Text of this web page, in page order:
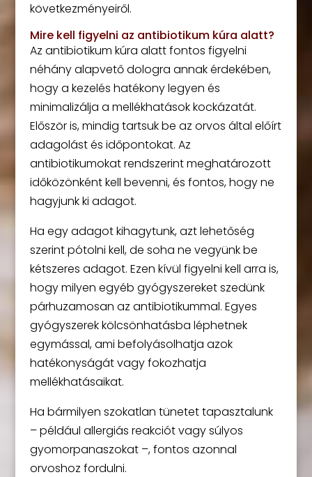
következményeiről.
Mire kell figyelni az antibiotikum kúra alatt?
Az antibiotikum kúra alatt fontos figyelni
néhány alapvető dologra annak érdekében,
hogy a kezelés hatékony legyen és
minimalizálja a mellékhatások kockázatát.
Először is, mindig tartsuk be az orvos által előírt
adagolást és időpontokat. Az
antibiotikumokat rendszerint meghatározott
időközönként kell bevenni, és fontos, hogy ne
hagyjunk ki adagot.
Ha egy adagot kihagytunk, azt lehetőség
szerint pótolni kell, de soha ne vegyünk be
kétszeres adagot. Ezen kívül figyelni kell arra is,
hogy milyen egyéb gyógyszereket szedünk
párhuzamosan az antibiotikummal. Egyes
gyógyszerek kölcsönhatásba léphetnek
egymással, ami befolyásolhatja azok
hatékonyságát vagy fokozhatja
mellékhatásaikat.
Ha bármilyen szokatlan tünetet tapasztalunk
– például allergiás reakciót vagy súlyos
gyomorpanaszokat –, fontos azonnal
orvoshoz fordulni.